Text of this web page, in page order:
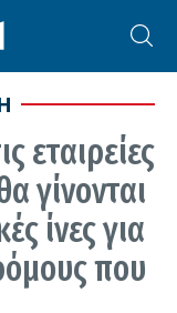
εταιρείες
γίνονται
ίνες για
που